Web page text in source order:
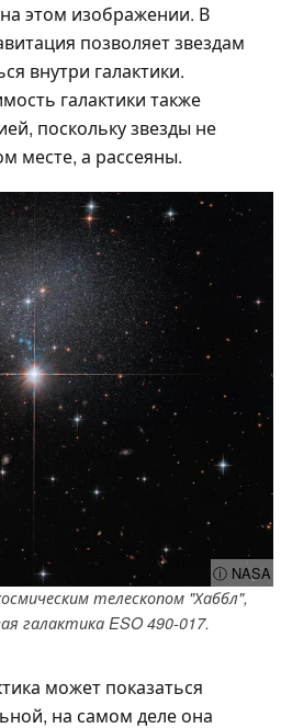
этом изображении. В
позволяет звездам
внутри галактики.
галактики также
поскольку звезды не
месте, а рассеяны.
ⓘ NASA
телескопом "Хаббл",
галактика ESO 490-017.
может показаться
на самом деле она